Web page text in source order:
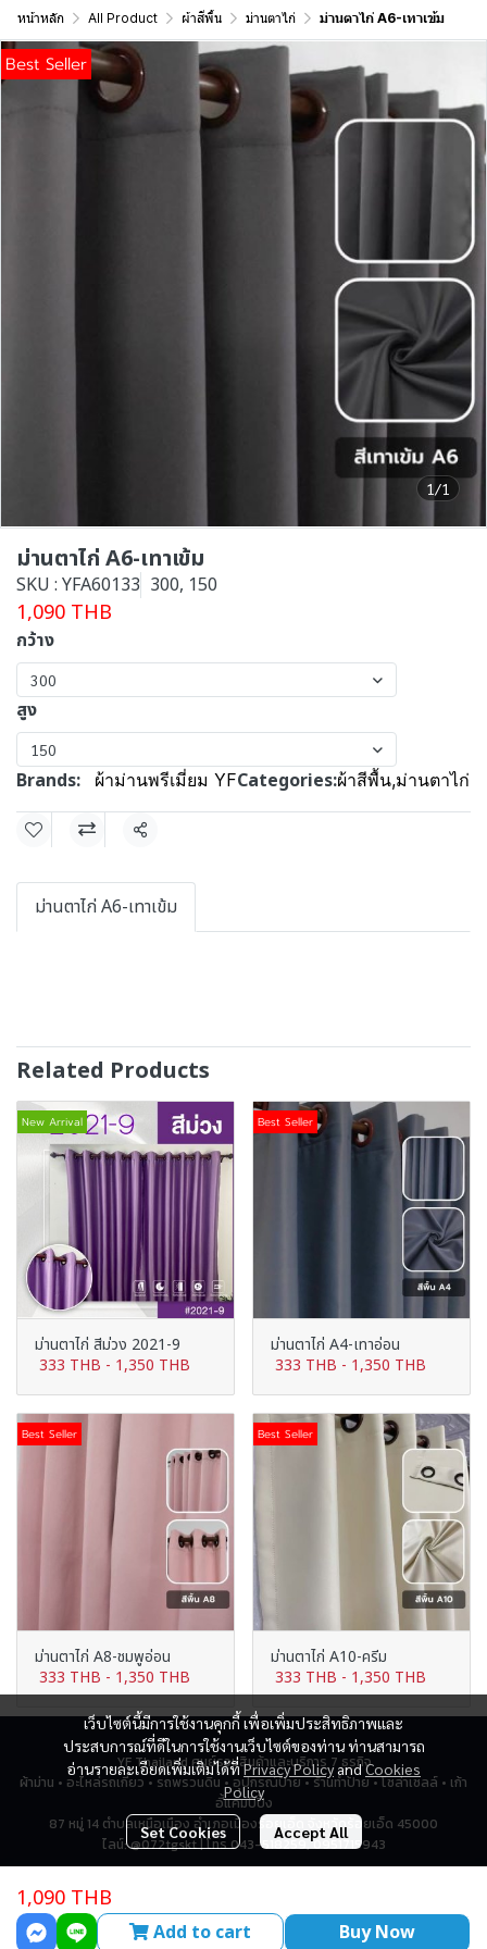
หน้าหลัก All Product ผ้าสีพื้น ม่านตาไก่ ม่านตาไก่ A6-เทาเข้ม
1/1
Best Seller
ม่านตาไก่ A6-เทาเข้ม
SKU : YFA60133 300, 150
1,090 THB
กว้าง
300
สูง
150
Brands: ผ้าม่านพรีเมี่ยม YFCategories:ผ้าสีพื้น,ม่านตาไก่
Share
ม่านตาไก่ A6-เทาเข้ม
Related Products
New Arrival
ม่านตาไก่ สีม่วง 2021-9
333 THB - 1,350 THB
Best Seller
ม่านตาไก่ A4-เทาอ่อน
333 THB - 1,350 THB
Best Seller
ม่านตาไก่ A8-ชมพูอ่อน
333 THB - 1,350 THB
Best Seller
ม่านตาไก่ A10-ครีม
333 THB - 1,350 THB
1,090 THB
Add to cart Buy Now
เว็บไซต์นี้มีการใช้งานคุกกี้ เพื่อเพิ่มประสิทธิภาพและ
ประสบการณ์ที่ดีในการใช้งานเว็บไซต์ของท่าน ท่านสามารถ
อ่านรายละเอียดเพิ่มเติมได้ที่Privacy PolicyandCookies
Policy
Set Cookies Accept All
YF Thailand ศูนย์รวมสินค้าและบริการ 7 ธุรกิจ
ผ้าม่าน • อะไหล่รถเกี่ยว • รถพรวนดิน • อุปกรณ์ป้าย • ร้านทำป้าย • โซล่าเซลล์ • เก้า
อี้แคมป์ปิ้ง
87 หมู่ 14 ตำบลเหนือเมือง อำเภอเมืองร้อยเอ็ด จังหวัดร้อยเอ็ด 45000
ไลน์: @072tgskt | โทร 043-518259, 0951715943
Total Visitor2,788,203